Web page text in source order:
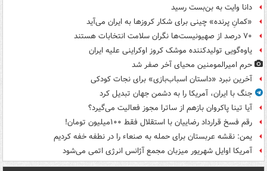
دانا وایت به بن‌بست رسید
«کمانِ پرنده» چینی برای شکار کروزها به ایران می‌آید
۷۰ درصد از صهیونیست‌ها نگران سلامت انتخابات هستند
یاوه‌گویی تولیدکننده موشک کروز اوکراینی علیه ایران
حرم امیرالمومنین محیای آخر صفر شد
آخرین نبرد «داستان اسباب‌بازی» برای نجات کودکی
جنگ با ایران، آمریکا را به دشمن جهان تبدیل کرد
آیا تینا پاکروان بازهم از ساترا مجوز فعالیت می‌گیرد؟
رقم فسخ قرارداد رضاییان با استقلال فقط ۱۰۰میلیون تومان!
یمن: نقشه عربستان برای حمله به صنعاء را در نطفه خفه کردیم
آمریکا اوایل شهریور میزبان مجمع آژانس انرژی اتمی می‌شود